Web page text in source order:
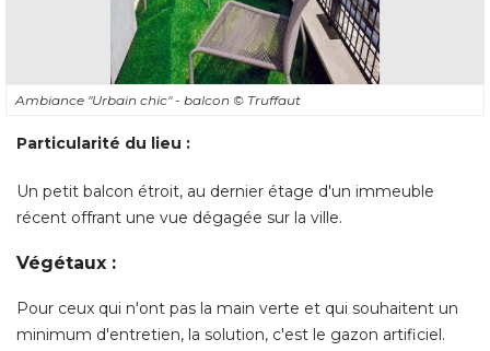
Ambiance "Urbain chic" - balcon © Truffaut
Particularité du lieu :
Un petit balcon étroit, au dernier étage d'un immeuble
récent offrant une vue dégagée sur la ville.
Végétaux :
Pour ceux qui n'ont pas la main verte et qui souhaitent un
minimum d'entretien, la solution, c'est le gazon artificiel.